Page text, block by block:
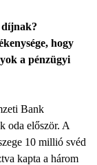
díjnak?
hogy
a pénzügyi
Bank
oda először. A
10 millió svéd
kapta a három